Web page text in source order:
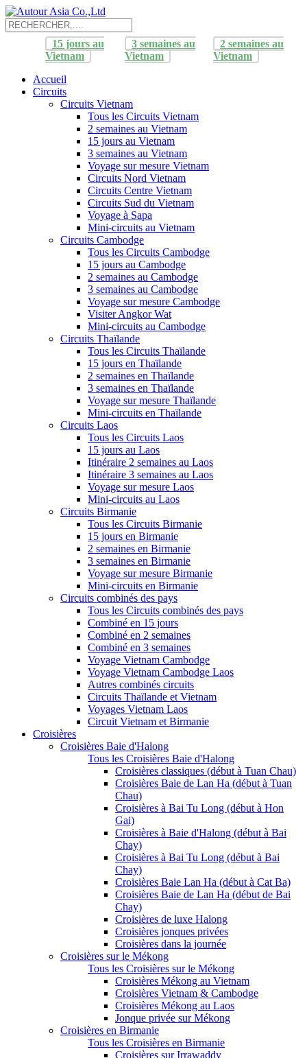
15 jours au
Vietnam
3 semaines au
Vietnam
2 semaines au
Vietnam
Accueil
Circuits
Circuits Vietnam
Tous les Circuits Vietnam
2 semaines au Vietnam
15 jours au Vietnam
3 semaines au Vietnam
Voyage sur mesure Vietnam
Circuits Nord Vietnam
Circuits Centre Vietnam
Circuits Sud du Vietnam
Voyage à Sapa
Mini-circuits au Vietnam
Circuits Cambodge
Tous les Circuits Cambodge
15 jours au Cambodge
2 semaines au Cambodge
3 semaines au Cambodge
Voyage sur mesure Cambodge
Visiter Angkor Wat
Mini-circuits au Cambodge
Circuits Thaïlande
Tous les Circuits Thaïlande
15 jours en Thaïlande
2 semaines en Thaïlande
3 semaines en Thaïlande
Voyage sur mesure Thaïlande
Mini-circuits en Thaïlande
Circuits Laos
Tous les Circuits Laos
15 jours au Laos
Itinéraire 2 semaines au Laos
Itinéraire 3 semaines au Laos
Voyage sur mesure Laos
Mini-circuits au Laos
Circuits Birmanie
Tous les Circuits Birmanie
15 jours en Birmanie
2 semaines en Birmanie
3 semaines en Birmanie
Voyage sur mesure Birmanie
Mini-circuits en Birmanie
Circuits combinés des pays
Tous les Circuits combinés des pays
Combiné en 15 jours
Combiné en 2 semaines
Combiné en 3 semaines
Voyage Vietnam Cambodge
Voyage Vietnam Cambodge Laos
Autres combinés circuits
Circuits Thaïlande et Vietnam
Voyages Vietnam Laos
Circuit Vietnam et Birmanie
Croisières
Croisières Baie d'Halong
Tous les Croisières Baie d'Halong
Croisières classiques (début à Tuan Chau)
Croisières Baie de Lan Ha (début à Tuan
Chau)
Croisières à Bai Tu Long (début à Hon
Gai)
Croisières à Baie d'Halong (début à Bai
Chay)
Croisières à Bai Tu Long (début à Bai
Chay)
Croisières Baie Lan Ha (début à Cat Ba)
Croisières Baie de Lan Ha (début de Bai
Chay)
Croisières de luxe Halong
Croisières jonques privées
Croisières dans la journée
Croisières sur le Mékong
Tous les Croisières sur le Mékong
Croisières Mékong au Vietnam
Croisières Vietnam & Cambodge
Croisières Mékong au Laos
Jonque privée sur Mékong
Croisières en Birmanie
Tous les Croisières en Birmanie
Croisières sur Irrawaddy